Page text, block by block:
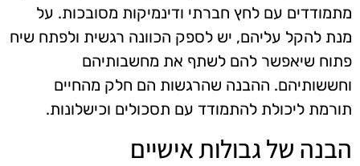
מתמודדים עם לחץ חברתי ודינמיקות מסובכות. על
מנת להקל עליהם, יש לספק הכוונה רגשית ולפתח שיח
פתוח שיאפשר להם לשתף את מחשבותיהם
וחששותיהם. ההבנה שהרגשות הם חלק מהחיים
תורמת ליכולת להתמודד עם תסכולים וכישלונות.
הבנה של גבולות אישיים